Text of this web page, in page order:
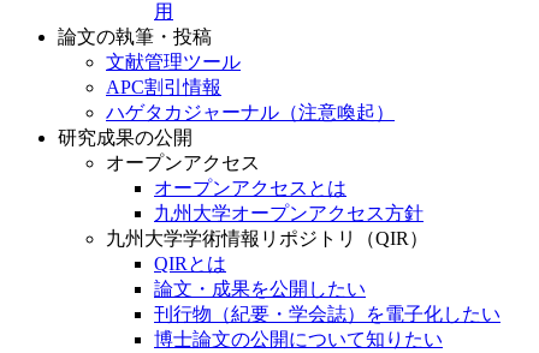
用
論文の執筆・投稿
文献管理ツール
APC割引情報
ハゲタカジャーナル（注意喚起）
研究成果の公開
オープンアクセス
オープンアクセスとは
九州大学オープンアクセス方針
九州大学学術情報リポジトリ（QIR）
QIRとは
論文・成果を公開したい
刊行物（紀要・学会誌）を電子化したい
博士論文の公開について知りたい